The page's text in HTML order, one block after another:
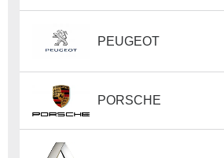
PEUGEOT
PORSCHE